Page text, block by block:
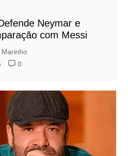
Neymar e
com Messi
Marinho
0